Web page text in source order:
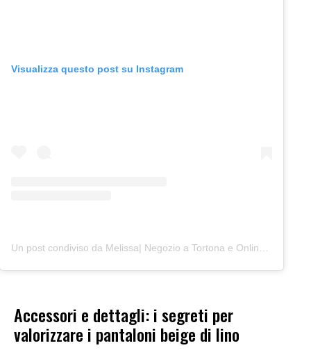
Visualizza questo post su Instagram
Accessori e dettagli: i segreti per
valorizzare i pantaloni beige di lino